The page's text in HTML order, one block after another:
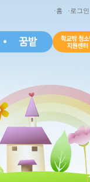
·홈 ·로그인